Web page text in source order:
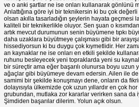
ve o anki şartlar ne ise onları kullanarak gönlünü
Anlattığına göre iyi bir teknikersin ki bu çok
olsan akılla tasarladığın şeylerin hayata geçmesi
kaliteli bir teknikerlikle oluyor. Sen şuan o kısımdan
artık mevcut durumunun senin büyümene tıpkı
daha uzaklara büyütmeye çalışması gibi bir
hissediyorsun ki bu duygu çok kıymetlidir. Her
an kaynaklar ne ise onları en etkili şekilde
ruhunu besleyecek yeni topraklarda yeni su
bir süreçtir ama eğer başarılı olunursa boyu uzun
ağaçlar gibi büyümeye devam edersin. Ailen ile
samimi bir şekilde konuşmayı dene, onların da
dolayısıyla ülkemizde çok uzun yıllardır en çok
grubundan, mutlaka zor kararlar verirken sana da
Şimdiden başarılar dilerim. Yolun açık olsun.